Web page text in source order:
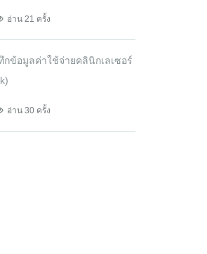
อ่าน 21 ครั้ง
ข้อมูลค่าใช้จ่ายคลินิกเลเซอร์
อ่าน 30 ครั้ง